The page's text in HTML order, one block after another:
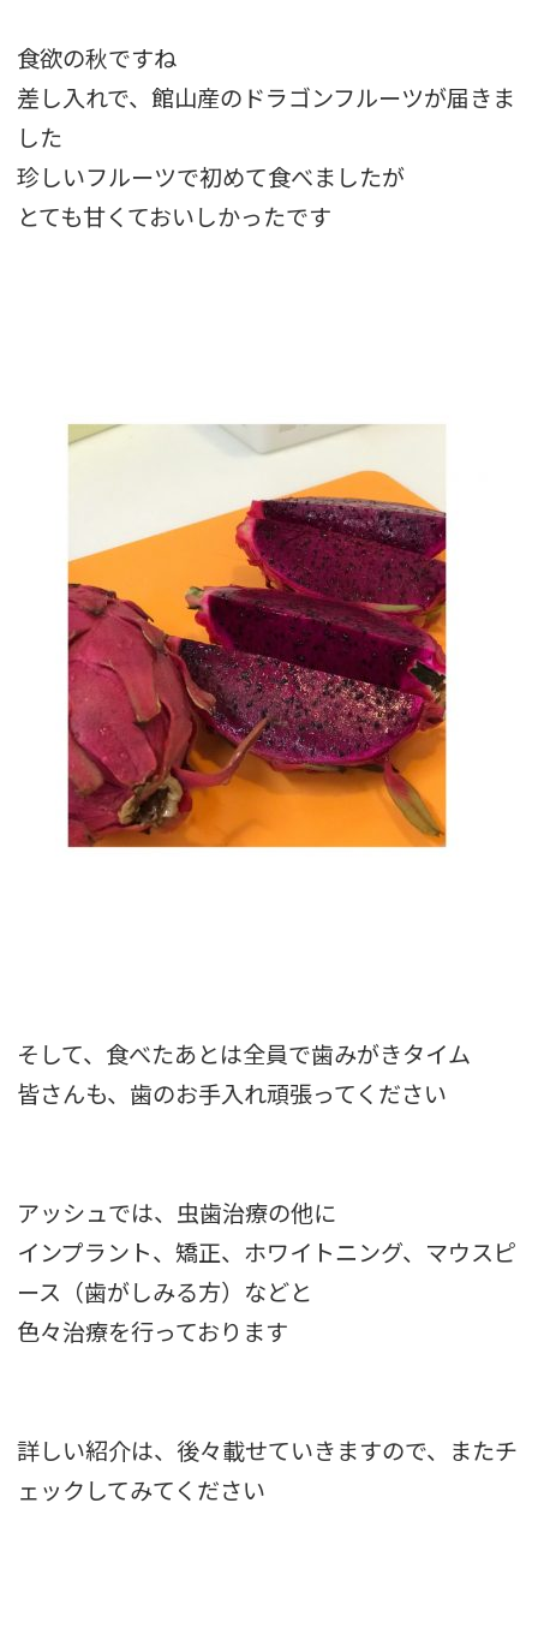
食欲の秋ですね
差し入れで、館山産のドラゴンフルーツが届きま
した
珍しいフルーツで初めて食べましたが
とても甘くておいしかったです
そして、食べたあとは全員で歯みがきタイム
皆さんも、歯のお手入れ頑張ってください
アッシュでは、虫歯治療の他に
インプラント、矯正、ホワイトニング、マウスピ
ース（歯がしみる方）などと
色々治療を行っております
詳しい紹介は、後々載せていきますので、またチ
ェックしてみてください